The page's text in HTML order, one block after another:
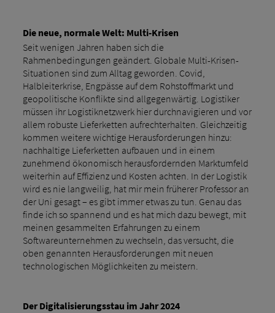
Die neue, normale Welt: Multi-Krisen
Seit wenigen Jahren haben sich die
Rahmenbedingungen geändert. Globale Multi-Krisen-
Situationen sind zum Alltag geworden. Covid,
Halbleiterkrise, Engpässe auf dem Rohstoffmarkt und
geopolitische Konflikte sind allgegenwärtig. Logistiker
müssen ihr Logistiknetzwerk hier durchnavigieren und vor
allem robuste Lieferketten aufrechterhalten. Gleichzeitig
kommen weitere wichtige Herausforderungen hinzu:
nachhaltige Lieferketten aufbauen und in einem
zunehmend ökonomisch herausfordernden Marktumfeld
weiterhin auf Effizienz und Kosten achten. In der Logistik
wird es nie langweilig, hat mir mein früherer Professor an
der Uni gesagt – es gibt immer etwas zu tun. Genau das
finde ich so spannend und es hat mich dazu bewegt, mit
meinen gesammelten Erfahrungen zu einem
Softwareunternehmen zu wechseln, das versucht, die
oben genannten Herausforderungen mit neuen
technologischen Möglichkeiten zu meistern.
Der Digitalisierungsstau im Jahr 2024